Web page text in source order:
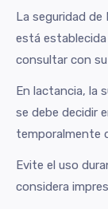
La seguridad de
está
consultar con
En lactancia, la
se debe decidir
temporalmente
Evite el uso
considera